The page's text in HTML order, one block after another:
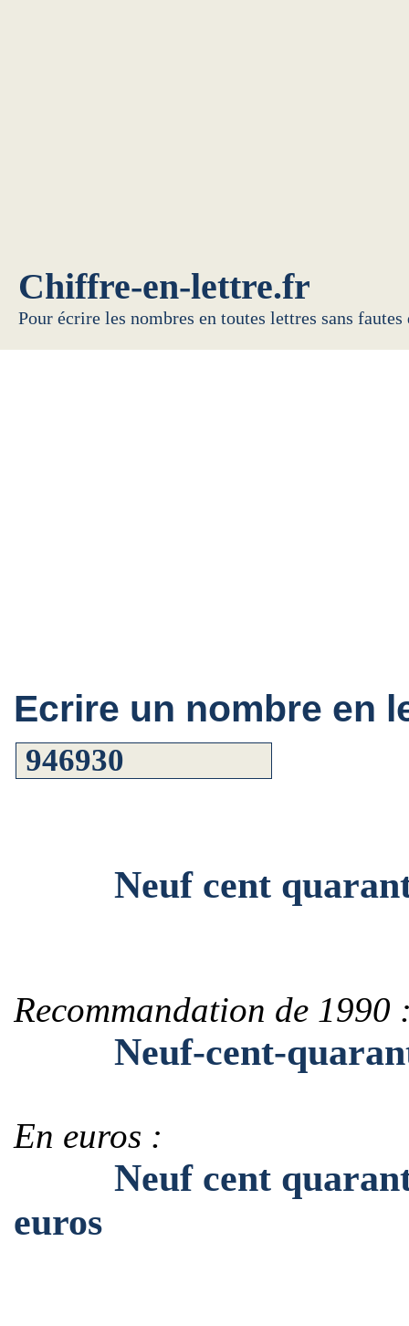
Chiffre-en-lettre.fr
Pour écrire les nombres en toutes lettres sans
Ecrire un nombre en
Neuf cent
Recommandation de 1990
Neuf-cent-
En euros :
Neuf cent
euros